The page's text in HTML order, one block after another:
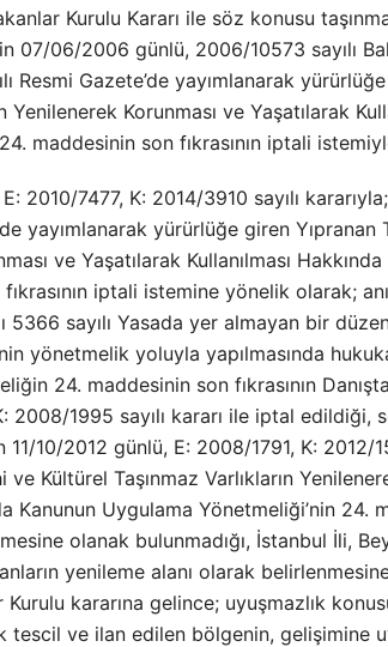
Kurulu Kararı ile söz konusu
07/06/2006 günlü, 2006/10573 sayılı
Resmi Gazete’de yayımlanarak
Korunması ve Yaşatılarak
maddesinin son fıkrasının iptali
2010/7477, K: 2014/3910 sayılı kararıyla;
yayımlanarak yürürlüğe giren Yıpranan
ve Yaşatılarak Kullanılması
iptali istemine yönelik olarak;
sayılı Yasada yer almayan bir
yönetmelik yoluyla yapılmasında
24. maddesinin son fıkrasının
1995 sayılı kararı ile iptal edildiği,
10/2012 günlü, E: 2008/1791, K: 2012/
Kültürel Taşınmaz Varlıkların
Kanunun Uygulama Yönetmeliği’nin 24.
olanak bulunmadığı, İstanbul İli,
yenileme alanı olarak
kararına gelince; uyuşmazlık
tescil ve ilan edilen bölgenin, gelişimine